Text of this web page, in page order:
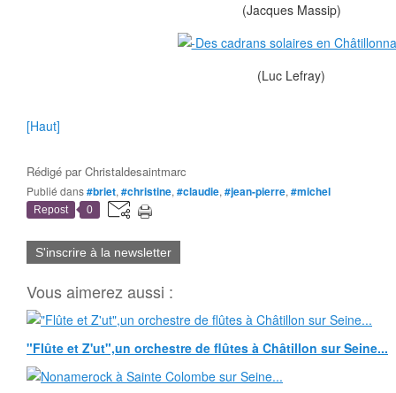
(Jacques Massip)
(Luc Lefray)
[Haut]
Rédigé parChristaldesaintmarc
Publié dans#briet, #christine, #claudie, #jean-pierre, #michel
Repost 0
S'inscrire à la newsletter
Vous aimerez aussi :
"Flûte et Z'ut",un orchestre de flûtes à Châtillon sur Seine...